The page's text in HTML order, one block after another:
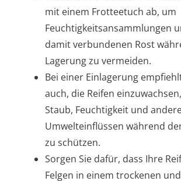
mit einem Frotteetuch ab, um
Feuchtigkeitsansammlungen
damit verbundenen Rost
Lagerung zu vermeiden.
Bei einer Einlagerung
auch, die Reifen
Staub, Feuchtigkeit und
Umwelteinflüssen während
zu schützen.
Sorgen Sie dafür, dass Ihre
Felgen in einem trockenen